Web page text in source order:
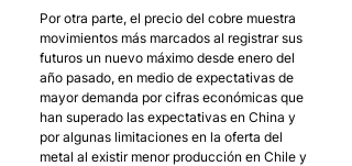
Por otra parte, el precio del cobre muestra
movimientos más marcados al registrar sus
futuros un nuevo máximo desde enero del
año pasado, en medio de expectativas de
mayor demanda por cifras económicas que
han superado las expectativas en China y
por algunas limitaciones en la oferta del
metal al existir menor producción en Chile y